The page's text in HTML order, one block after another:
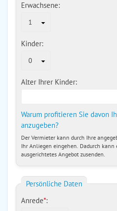
Erwachsene:
1
Kinder:
0
Alter Ihrer Kinder:
Warum profitieren Sie davon
anzugeben?
Der Vermieter kann durch Ihre angegebenen
Ihr Anliegen eingehen. Dadurch
ausgerichtetes Angebot zusenden.
Persönliche Daten
Anrede*: